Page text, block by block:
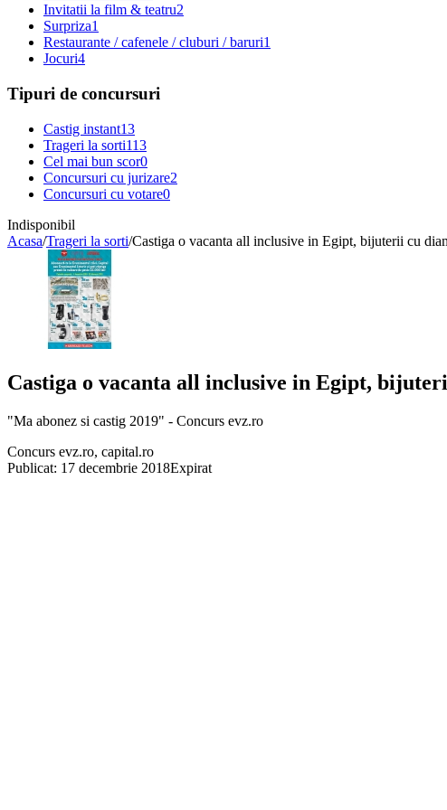
Invitatii la film & teatru2
Surpriza1
Restaurante / cafenele / cluburi / baruri1
Jocuri4
Tipuri de concursuri
Castig instant13
Trageri la sorti113
Cel mai bun scor0
Concursuri cu jurizare2
Concursuri cu votare0
Indisponibil
Acasa/Trageri la sorti/Castiga o vacanta all inclusive in Egipt, bijuterii cu
Castiga o vacanta all inclusive in Egipt,
"Ma abonez si castig 2019" - Concurs evz.ro
Concurs evz.ro, capital.ro
Publicat: 17 decembrie 2018Expirat